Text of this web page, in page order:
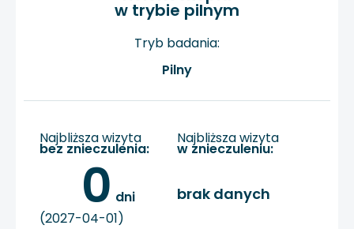
w trybie pilnym
Tryb badania:
Pilny
Najbliższa wizyta
bez znieczulenia:
0 dni
(2027-04-01)
Najbliższa wizyta
w znieczuleniu:
brak danych